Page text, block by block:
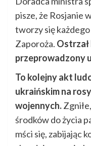
pisze, że Rosjanie
tworzy się
Zaporoża.
przeprowadzony
To kolejny akt
ukraińskim na
wojennych.
środków do życia
mści się, zabijając